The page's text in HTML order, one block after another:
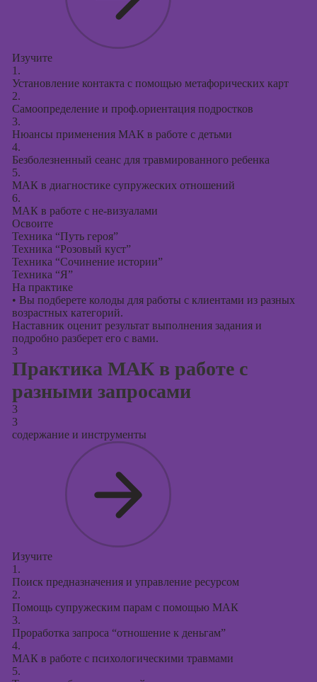
Изучите
1.
Установление контакта с помощью метафорических карт
2.
Самоопределение и проф.ориентация подростков
3.
Нюансы применения МАК в работе с детьми
4.
Безболезненный сеанс для травмированного ребенка
5.
МАК в диагностике супружеских отношений
6.
МАК в работе с не-визуалами
Освоите
Техника “Путь героя”
Техника “Розовый куст”
Техника “Сочинение истории”
Техника “Я”
На практике
• Вы подберете колоды для работы с клиентами из разных
возрастных категорий.
Наставник оценит результат выполнения задания и
подробно разберет его с вами.
3
Практика МАК в работе с
разными запросами
3
3
содержание и инструменты
Изучите
1.
Поиск предназначения и управление ресурсом
2.
Помощь супружеским парам с помощью МАК
3.
Проработка запроса “отношение к деньгам”
4.
МАК в работе с психологическими травмами
5.